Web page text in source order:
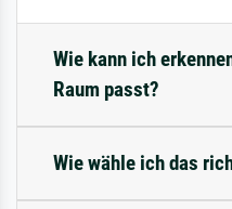
Wie kann ich
Raum passt?
Wie wähle ich das